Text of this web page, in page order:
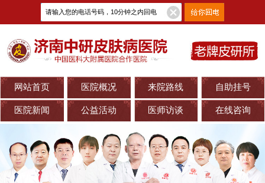
网站首页 医院概况 来院路线 自助挂号
医院新闻 公益活动 医师访谈 在线咨询